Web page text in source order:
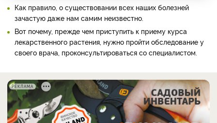
Как правило, о существовании всех наших болезней
зачастую даже нам самим неизвестно.
Вот почему, прежде чем приступить к приему курса
лекарственного растения, нужно пройти обследование у
своего врача, проконсультироваться со специалистом.
РЕКЛАМА